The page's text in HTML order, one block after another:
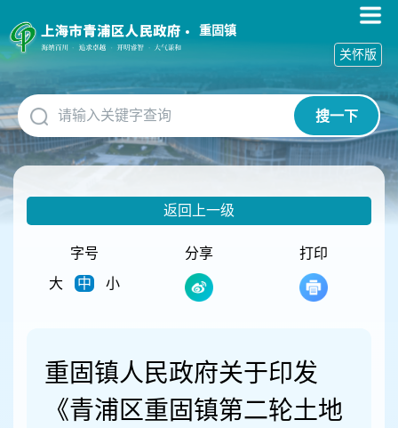
障
碍
作
说
明
跳
到
网
重固镇
搜一下
关怀版
返回上一级
字号
大
中 小
分享 打印
重固镇人民政府关于印发
《青浦区重固镇第二轮土地